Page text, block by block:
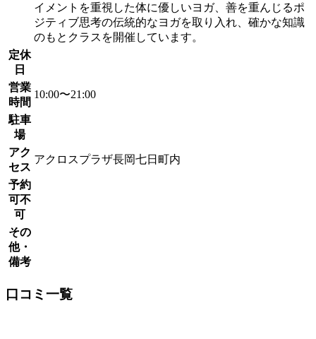
イメントを重視した体に優しいヨガ、善を重んじるポ
ジティブ思考の伝統的なヨガを取り入れ、確かな知識
のもとクラスを開催しています。
定休
日
営業
時間
10:00〜21:00
駐車
場
アク
セス
アクロスプラザ長岡七日町内
予約
可不
可
その
他・
備考
口コミ一覧